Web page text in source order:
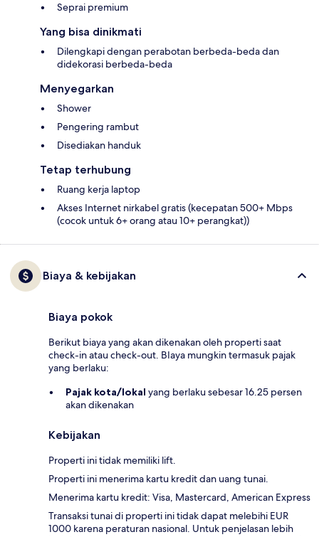
Seprai premium
Yang bisa dinikmati
Dilengkapi dengan perabotan berbeda-beda dan
didekorasi berbeda-beda
Menyegarkan
Shower
Pengering rambut
Disediakan handuk
Tetap terhubung
Ruang kerja laptop
Akses Internet nirkabel gratis (kecepatan 500+ Mbps
(cocok untuk 6+ orang atau 10+ perangkat))
Biaya & kebijakan
Biaya pokok
Berikut biaya yang akan dikenakan oleh properti saat
check-in atau check-out. BIaya mungkin termasuk pajak
yang berlaku:
Pajak kota/lokal yang berlaku sebesar 16.25 persen
akan dikenakan
Kebijakan
Properti ini tidak memiliki lift.
Properti ini menerima kartu kredit dan uang tunai.
Menerima kartu kredit: Visa, Mastercard, American Express
Transaksi tunai di properti ini tidak dapat melebihi EUR
1000 karena peraturan nasional. Untuk penjelasan lebih